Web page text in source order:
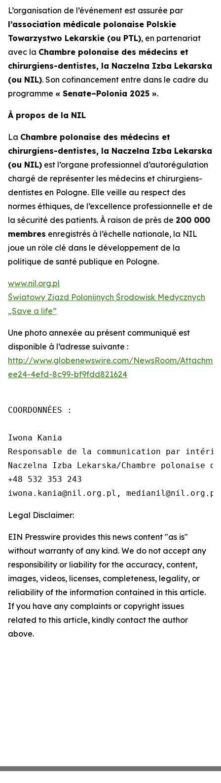
L’organisation de l’événement est assurée par
l’association médicale polonaise Polskie
Towarzystwo Lekarskie (ou PTL), en partenariat
avec la Chambre polonaise des médecins et
chirurgiens-dentistes, la Naczelna Izba Lekarska
(ou NIL). Son cofinancement entre dans le cadre du
programme « Senate–Polonia 2025 ».
À propos de la NIL
La Chambre polonaise des médecins et
chirurgiens-dentistes, la Naczelna Izba Lekarska
(ou NIL) est l’organe professionnel d’autorégulation
chargé de représenter les médecins et chirurgiens-
dentistes en Pologne. Elle veille au respect des
normes éthiques, de l’excellence professionnelle et de
la sécurité des patients. À raison de près de 200 000
membres enregistrés à l’échelle nationale, la NIL
joue un rôle clé dans le développement de la
politique de santé publique en Pologne.
www.nil.org.pl
Światowy Zjazd Polonijnych Środowisk Medycznych
„Save a life”
Une photo annexée au présent communiqué est
disponible à l’adresse suivante :
http://www.globenewswire.com/NewsRoom/
ee24-4efd-8c99-bf9fdd821624
COORDONNÉES :
Iwona Kania
Responsable de la communication par intérim
Naczelna Izba Lekarska/Chambre polonaise
+48 532 353 243
iwona.kania@nil.org.pl, medianil@nil.org.pl
Legal Disclaimer:
EIN Presswire provides this news content "as is"
without warranty of any kind. We do not accept any
responsibility or liability for the accuracy, content,
images, videos, licenses, completeness, legality, or
reliability of the information contained in this article.
If you have any complaints or copyright issues
related to this article, kindly contact the author
above.